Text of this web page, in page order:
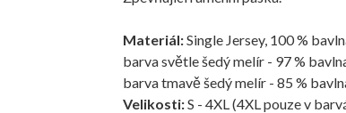
Materiál:Single Jersey, 100 %
barva světle šedý melír - 97 %
barva tmavě šedý melír - 85 %
Velikosti:S - 4XL (4XL pouze v